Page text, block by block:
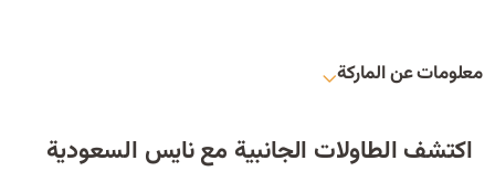
معلومات عن الماركة
اكتشف الطاولات الجانبية مع نايس السعودية